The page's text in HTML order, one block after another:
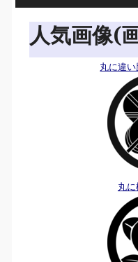
人気画像(
丸に違
丸に